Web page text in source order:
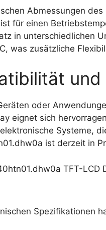
Abmessungen
für einen
in unterschiedlichen
was zusätzliche
und
oder
eignet sich
Systeme,
ist derzeit in
TFT-
Spezifikationen